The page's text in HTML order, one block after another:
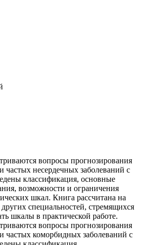
вопросы прогнозирования
частых несердечных заболеваний с
классификация, основные
возможности и ограничения
шкал. Книга рассчитана на
специальностей, стремящихся
шкалы в практической работе.
вопросы прогнозирования
частых коморбидных заболеваний с